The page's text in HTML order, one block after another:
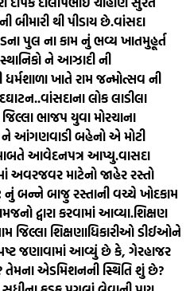
બીમારી થી પીડાય છે.વાંસદા
પુલ ના કામ નું ભવ્ય ખાતમુહૂર્ત
ને આઝાદી ની
ખાતે રામ જન્મોત્સવ ની
વાંસદાના લોક લાડીલા
ભાજપ યુવા મોરચાના
ને આંગણવાડી બહેનો એ મોટી
બાબતે આવેદનપત્ર આપ્યુ.વાસદા
અવરજવર માટેનો જાહેર રસ્તો
નું બન્ને બાજુ રસ્તાની વચ્ચે ખોદકામ
દ્વારા કરવામાં આવ્યા.શિક્ષણ
જિલ્લા શિક્ષણાધિકારીઓ ડીઈઓને
જણાવામાં આવ્યું છે કે, ગેરહાજર
તેમના એડમિશનની સ્થિતિ શું છે?